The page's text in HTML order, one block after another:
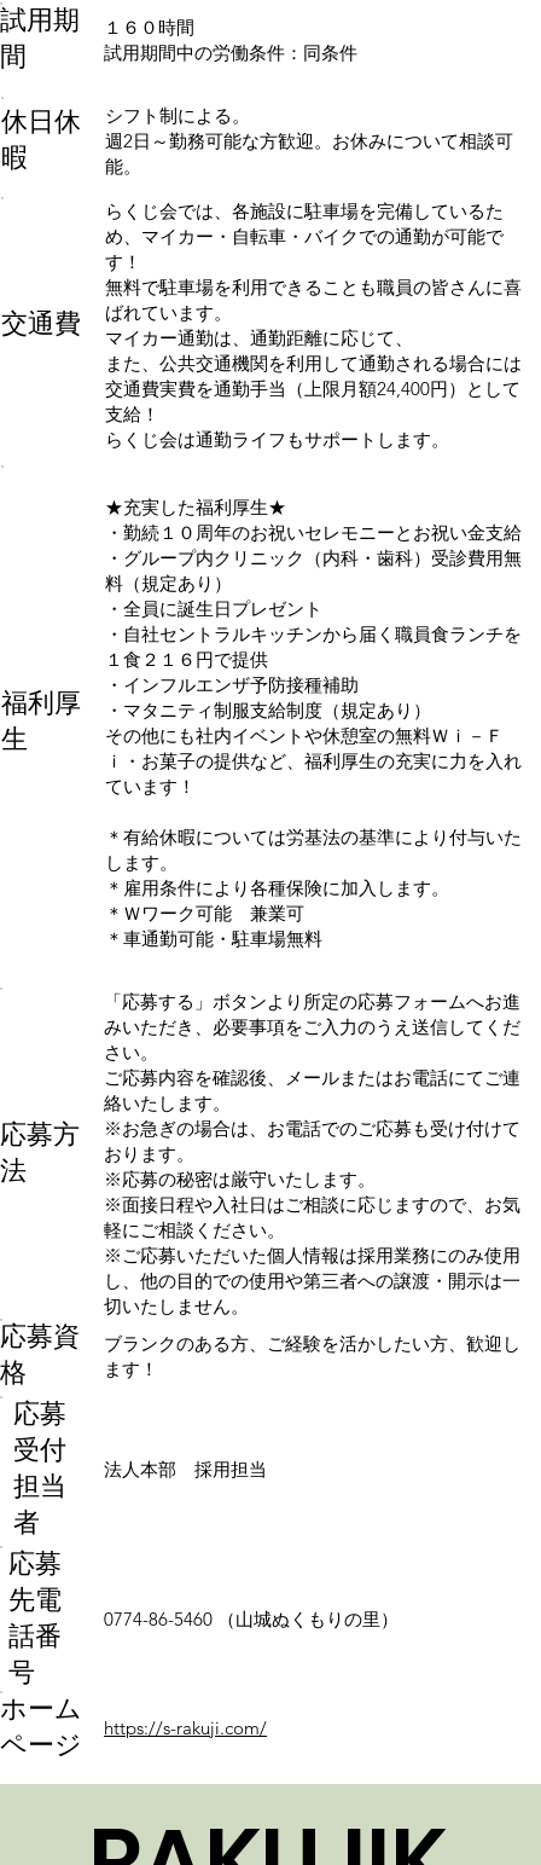
試用期
間
１６０時間
試用期間中の労働条件：同条件
休日休
暇
シフト制による。
週2日～勤務可能な方歓迎。お休みについて相談可
能。
交通費
らくじ会では、各施設に駐車場を完備しているた
め、マイカー・自転車・バイクでの通勤が可能で
す！
無料で駐車場を利用できることも職員の皆さんに喜
ばれています。
マイカー通勤は、通勤距離に応じて、
また、公共交通機関を利用して通勤される場合には
交通費実費を通勤手当（上限月額24,400円）として
支給！
らくじ会は通勤ライフもサポートします。
​福利厚
生
★充実した福利厚生★
・勤続１０周年のお祝いセレモニーとお祝い金支給
・グループ内クリニック（内科・歯科）受診費用無
料（規定あり）
・全員に誕生日プレゼント
・自社セントラルキッチンから届く職員食ランチを
１食２１６円で提供
・インフルエンザ予防接種補助
・マタニティ制服支給制度（規定あり）
その他にも社内イベントや休憩室の無料Ｗｉ－Ｆ
ｉ・お菓子の提供など、福利厚生の充実に力を入れ
ています！
＊有給休暇については労基法の基準により付与いた
します。
＊雇用条件により各種保険に加入します。
＊Ｗワーク可能 兼業可
＊車通勤可能・駐車場無料
応募方
法
「応募する」ボタンより所定の応募フォームへお進
みいただき、必要事項をご入力のうえ送信してくだ
さい。
ご応募内容を確認後、メールまたはお電話にてご連
絡いたします。
※お急ぎの場合は、お電話でのご応募も受け付けて
おります。
※応募の秘密は厳守いたします。
※面接日程や入社日はご相談に応じますので、お気
軽にご相談ください。
※ご応募いただいた個人情報は採用業務にのみ使用
し、他の目的での使用や第三者への譲渡・開示は一
切いたしません。
応募資
格
ブランクのある方、ご経験を活かしたい方、歓迎し
ます！
応募
受付
担当
者
法人本部 採用担当
応募
先電
話番
号
0774-86-5460 （山城ぬくもりの里）
ホーム
ページ
https://s-rakuji.com/